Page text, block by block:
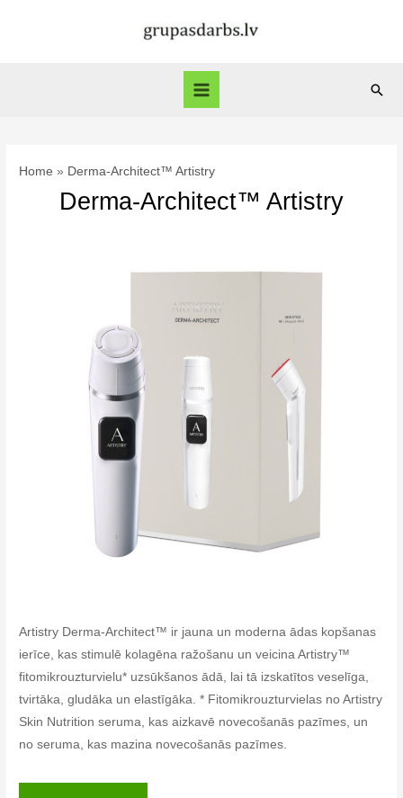
Main
Home Derma-Architect™ Artistry
Derma-Architect™ Artistry
Artistry Derma-Architect™ ir jauna un moderna ādas kopšanas
ierīce, kas stimulē kolagēna ražošanu un veicina Artistry™
fitomikrouzturvielu* uzsūkšanos ādā, lai tā izskatītos veselīga,
tvirtāka, gludāka un elastīgāka. * Fitomikrouzturvielas no Artistry
Skin Nutrition seruma, kas aizkavē novecošanās pazīmes, un
no seruma, kas mazina novecošanās pazīmes.